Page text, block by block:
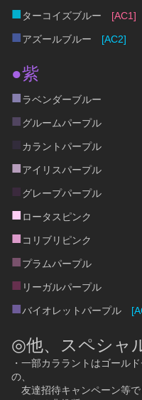
■ ターコイズブルー [AC1]
■アズールブルー [AC2]
●紫
■ラベンダーブルー
■グルームパープル
カラントパープル
■アイリスパープル
グレープパープル
■ ロータスピンク
■ コリブリピンク
■プラムパープル
■ リーガルパープル
■バイオレットパープル
◎他、スペシャ
・一部カララントはゴール
の、
友達招待キャンペーン等